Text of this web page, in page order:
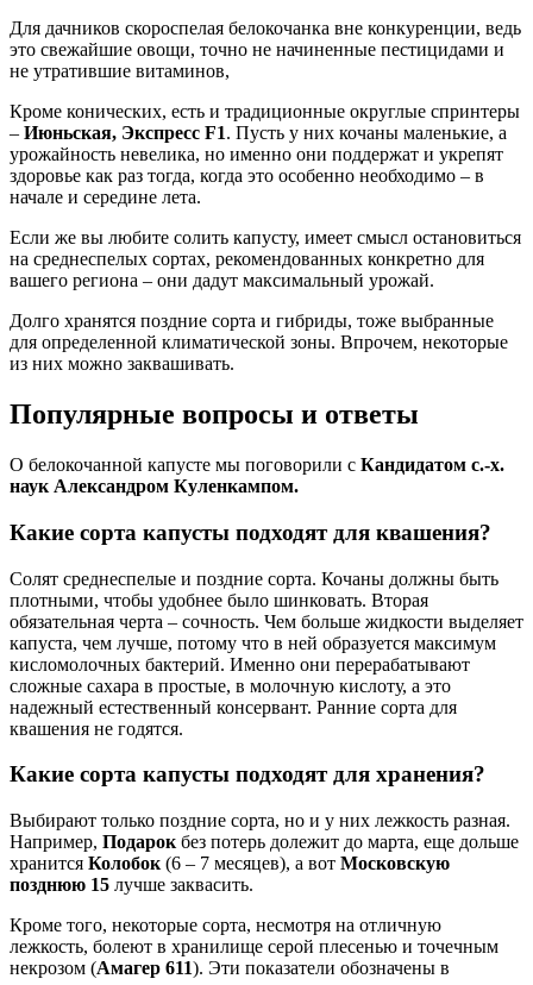
Для дачников скороспелая белокочанка вне конкуренции, ведь
это свежайшие овощи, точно не начиненные пестицидами и
не утратившие витаминов,
Кроме конических, есть и традиционные округлые спринтеры
– Июньская, Экспресс F1. Пусть у них кочаны маленькие, а
урожайность невелика, но именно они поддержат и укрепят
здоровье как раз тогда, когда это особенно необходимо – в
начале и середине лета.
Если же вы любите солить капусту, имеет смысл остановиться
на среднеспелых сортах, рекомендованных конкретно для
вашего региона – они дадут максимальный урожай.
Долго хранятся поздние сорта и гибриды, тоже выбранные
для определенной климатической зоны. Впрочем, некоторые
из них можно заквашивать.
Популярные вопросы и ответы
О белокочанной капусте мы поговорили с Кандидатом с.-х.
наук Александром Куленкампом.
Какие сорта капусты подходят для квашения?
Солят среднеспелые и поздние сорта. Кочаны должны быть
плотными, чтобы удобнее было шинковать. Вторая
обязательная черта – сочность. Чем больше жидкости выделяет
капуста, чем лучше, потому что в ней образуется максимум
кисломолочных бактерий. Именно они перерабатывают
сложные сахара в простые, в молочную кислоту, а это
надежный естественный консервант. Ранние сорта для
квашения не годятся.
Какие сорта капусты подходят для хранения?
Выбирают только поздние сорта, но и у них лежкость разная.
Например, Подарок без потерь долежит до марта, еще дольше
хранится Колобок (6 – 7 месяцев), а вот Московскую
позднюю 15 лучше заквасить.
Кроме того, некоторые сорта, несмотря на отличную
лежкость, болеют в хранилище серой плесенью и точечным
некрозом (Амагер 611). Эти показатели обозначены в